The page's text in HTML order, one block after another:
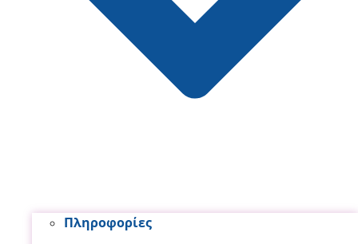
Πληροφορίες